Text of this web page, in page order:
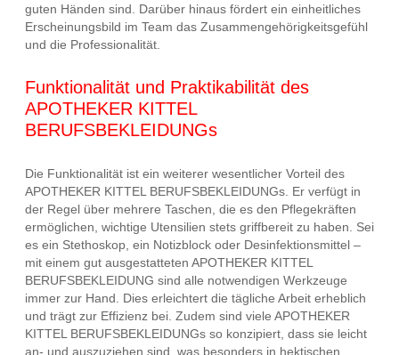
guten Händen sind. Darüber hinaus fördert ein einheitliches
Erscheinungsbild im Team das Zusammengehörigkeitsgefühl
und die Professionalität.
Funktionalität und Praktikabilität des
APOTHEKER KITTEL
BERUFSBEKLEIDUNGs
Die Funktionalität ist ein weiterer wesentlicher Vorteil des
APOTHEKER KITTEL BERUFSBEKLEIDUNGs. Er verfügt in
der Regel über mehrere Taschen, die es den Pflegekräften
ermöglichen, wichtige Utensilien stets griffbereit zu haben. Sei
es ein Stethoskop, ein Notizblock oder Desinfektionsmittel –
mit einem gut ausgestatteten APOTHEKER KITTEL
BERUFSBEKLEIDUNG sind alle notwendigen Werkzeuge
immer zur Hand. Dies erleichtert die tägliche Arbeit erheblich
und trägt zur Effizienz bei. Zudem sind viele APOTHEKER
KITTEL BERUFSBEKLEIDUNGs so konzipiert, dass sie leicht
an- und auszuziehen sind, was besonders in hektischen